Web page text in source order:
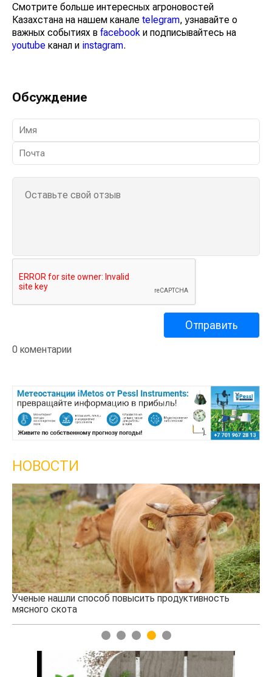
Смотрите больше интересных агроновостей
Казахстана на нашем канале telegram, узнавайте о
важных событиях в facebook и подписывайтесь на
youtube канал и instagram.
Обсуждение
0 коментарии
НОВОСТИ
Ученые нашли способ повысить продуктивность
мясного скота
1 2 3 4 5